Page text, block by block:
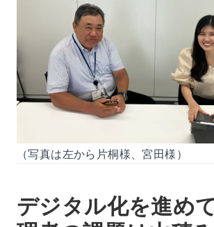
（写真は左から片桐様、宮田様）
デジタル化を進め